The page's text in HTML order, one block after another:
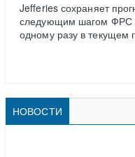
Jefferies сохраняет
следующим шагом ФРС
одному разу в текущем
НОВОСТИ